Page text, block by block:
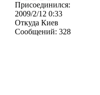
Присоединился:
2009/2/12 0:33
Откуда Киев
Сообщений: 328